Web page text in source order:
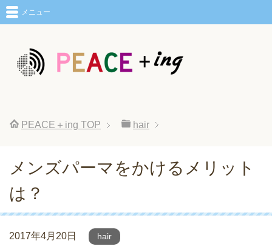
メニュー
PEACE＋ing TOP hair
メンズパーマをかけるメリット
は？
2017年4月20日 hair